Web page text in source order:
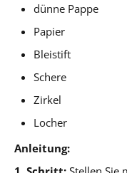
dünne Pappe
Papier
Bleistift
Schere
Zirkel
Locher
Anleitung: